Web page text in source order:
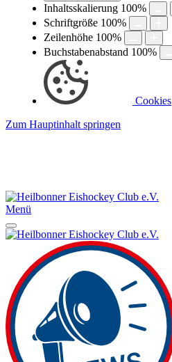
Inhaltsskalierung 100%
Schriftgröße 100%
Zeilenhöhe 100%
Buchstabenabstand 100%
Cookies
Zum Hauptinhalt springen
Menü